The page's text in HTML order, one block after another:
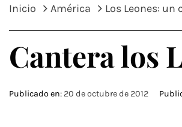
Inicio América Los Leones: un
Cantera los
Publicado en: 20 de octubre de 2012